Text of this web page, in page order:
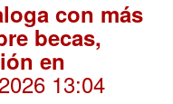
con más
becas,
en
13:04